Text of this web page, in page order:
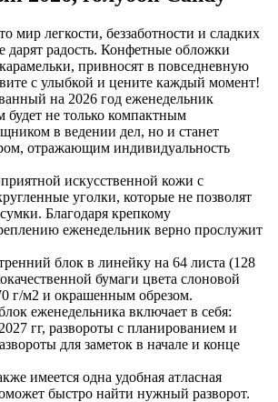
мир легкости, беззаботности и сладких
дарят радость. Конфетные обложки
привносят в повседневную
с улыбкой и цените каждый момент!
на 2026 год еженедельник
будет не только компактным
в ведении дел, но и станет
отражающим индивидуальность
искусственной кожи с
уголки, которые не позволят
Благодаря крепкому
еженедельник верно прослужит
блок в линейку на 64 листа (128
бумаги цвета слоновой
г/м2 и окрашенным обрезом.
еженедельника включает в себя:
гг, развороты с планированием и
для заметок в начале и конце
имеется одна удобная атласная
быстро найти нужный разворот.